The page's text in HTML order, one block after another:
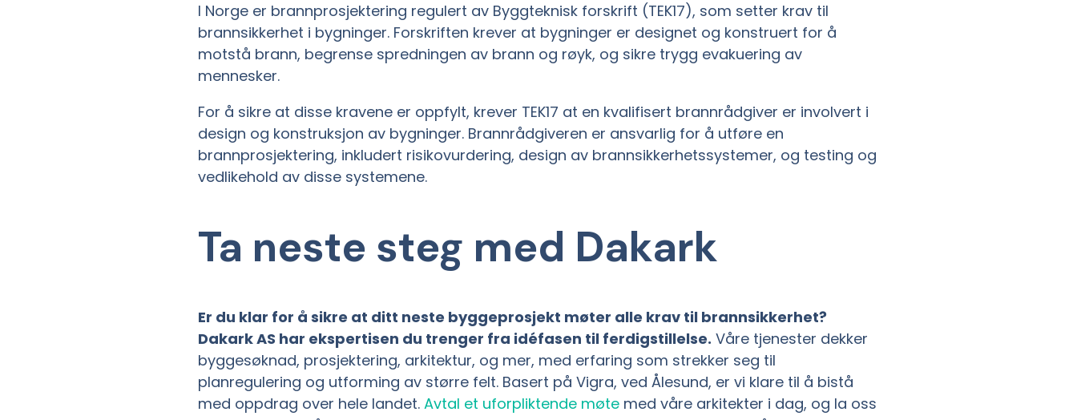
I Norge er brannprosjektering regulert av Byggteknisk forskrift (TEK17), som setter krav til
brannsikkerhet i bygninger. Forskriften krever at bygninger er designet og konstruert for å
motstå brann, begrense spredningen av brann og røyk, og sikre trygg evakuering av
mennesker.
For å sikre at disse kravene er oppfylt, krever TEK17 at en kvalifisert brannrådgiver er involvert i
design og konstruksjon av bygninger. Brannrådgiveren er ansvarlig for å utføre en
brannprosjektering, inkludert risikovurdering, design av brannsikkerhetssystemer, og testing og
vedlikehold av disse systemene.
Ta neste steg med Dakark
Er du klar for å sikre at ditt neste byggeprosjekt møter alle krav til brannsikkerhet?
Dakark AS har ekspertisen du trenger fra idéfasen til ferdigstillelse. Våre tjenester dekker
byggesøknad, prosjektering, arkitektur, og mer, med erfaring som strekker seg til
planregulering og utforming av større felt. Basert på Vigra, ved Ålesund, er vi klare til å bistå
med oppdrag over hele landet. Avtal et uforpliktende møte med våre arkitekter i dag, og la oss